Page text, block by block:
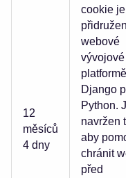
12
měsíců
4 dny
cookie je
přidružen k
webové
vývojové
platformě
Django pro
Python. Je
navržen
aby
chránit web
před